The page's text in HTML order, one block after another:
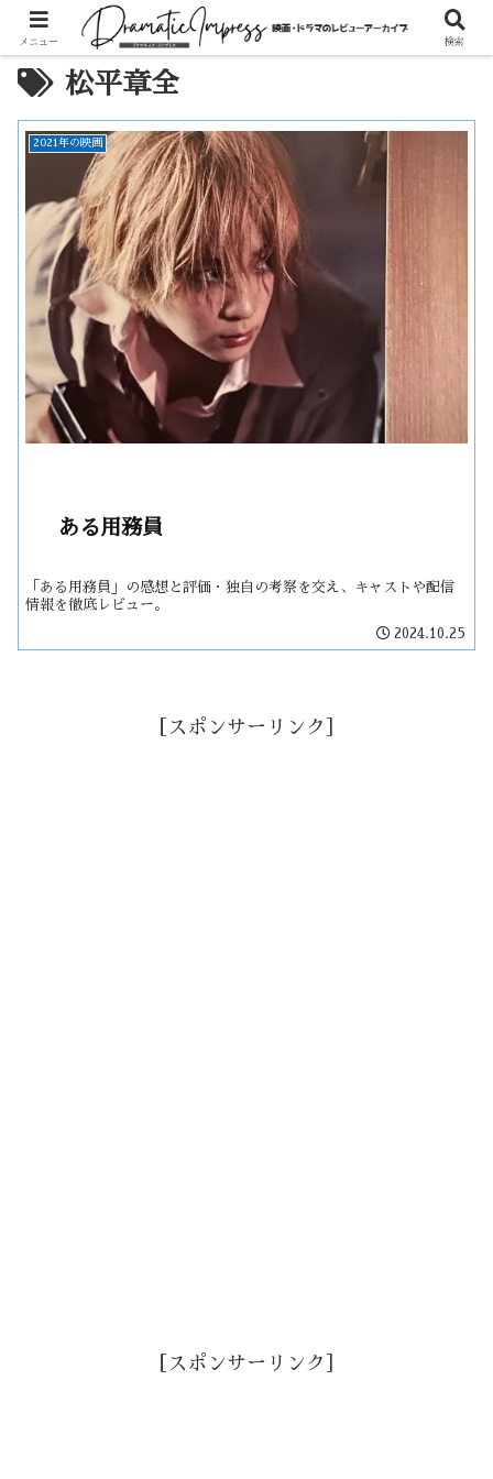
松平章全
2021年の映画
ある用務員
「ある用務員」の感想と評価・独自の考察を交え、キャストや配信
情報を徹底レビュー。
2024.10.25
［スポンサーリンク］
［スポンサーリンク］
メニュー 検索